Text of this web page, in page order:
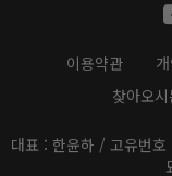
이용약관
찾아오시
대표 : 한윤하 / 고유번